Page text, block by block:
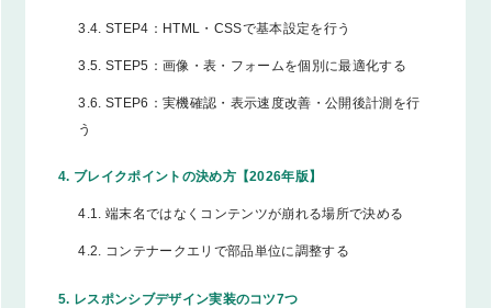
3.4. STEP4：HTML・CSSで基本設定を行う
3.5. STEP5：画像・表・フォームを個別に最適化する
3.6. STEP6：実機確認・表示速度改善・公開後計測を行
う
4. ブレイクポイントの決め方【2026年版】
4.1. 端末名ではなくコンテンツが崩れる場所で決める
4.2. コンテナークエリで部品単位に調整する
5. レスポンシブデザイン実装のコツ7つ